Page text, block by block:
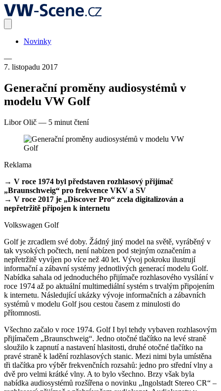
Novinky
—
7. listopadu 2017
Generační proměny audiosystémů v
modelu VW Golf
Libor Olič — 5 minut čtení
Reklama
→ V roce 1974 byl představen rozhlasový přijímač
„Braunschweig“ pro frekvence VKV a SV
→ V roce 2017 je „Discover Pro“ zcela digitalizován a
nepřetržitě připojen k internetu
Volkswagen Golf
Golf je zrcadlem své doby. Žádný jiný model na světě, vyráběný v
tak vysokých počtech, není nabízen pod stejným označením a
nepřetržitě vyvíjen po více než 40 let. Vývoj pokroku ilustrují
informační a zábavní systémy jednotlivých generací modelu Golf.
Nabídka sahala od jednoduchého přijímače rozhlasového vysílání v
roce 1974 až po aktuální multimediální systém s trvalým připojením
k internetu. Následující ukázky vývoje informačních a zábavních
systémů v modelu Golf jsou cestou časem z minulosti do
přítomnosti.
Všechno začalo v roce 1974. Golf I byl tehdy vybaven rozhlasovým
přijímačem „Braunschweig“. Jedno otočné tlačítko na levé straně
sloužilo k zapnutí a nastavení hlasitosti, druhé otočné tlačítko na
pravé straně k ladění rozhlasových stanic. Mezi nimi byla umístěna
tři tlačítka pro výběr frekvenčních rozsahů: jedno pro střední vlny a
dvě pro velmi krátké vlny. A to bylo všechno. Brzy však byla
nabídka audiosystémů rozšířena o novinku „Ingolstadt Stereo CR“ –